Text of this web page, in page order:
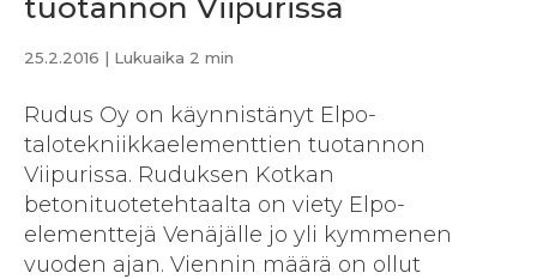
25.2.2016 | Lukuaika 2 min
Rudus Oy on käynnistänyt Elpo-
talotekniikkaelementtien tuotannon
Viipurissa. Ruduksen Kotkan
betonituotetehtaalta on viety Elpo-
elementtejä Venäjälle jo yli kymmenen
vuoden ajan. Viennin määrä on ollut